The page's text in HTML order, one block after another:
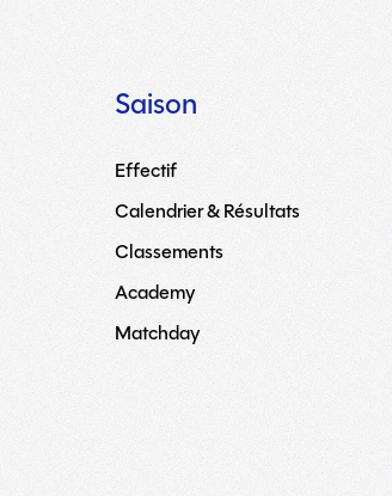
Saison
Effectif
Calendrier & Résultats
Classements
Academy
Matchday